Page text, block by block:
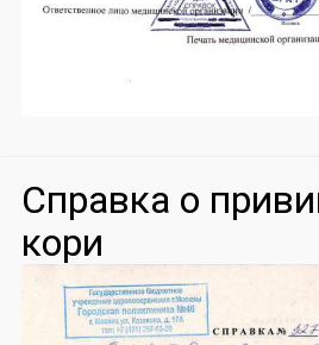
Справка о
кори